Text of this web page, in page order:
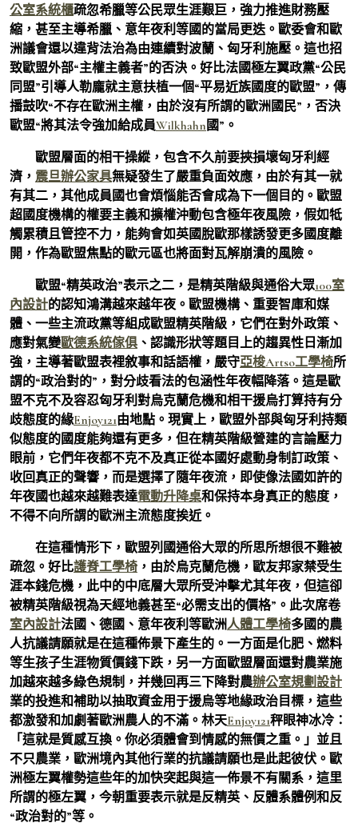
公室系統櫃疏忽希臘等公民眾生涯艱巨，強力推進財務壓
縮，甚至主導希臘、意年夜利等國的當局更迭。歐委會和歐
洲議會還以違背法治為由連續對波蘭、匈牙利施壓。這也招
致歐盟外部“主權主義者”的否決。好比法國極左翼政黨“公民
同盟”引導人勒龐就主意扶植一個“平易近族國度的歐盟”，傳
播鼓吹“不存在歐洲主權，由於沒有所謂的歐洲國民”，否決
歐盟“將其法令強加給成員Wilkhahn 國”。
歐盟層面的相干操縱，包含不久前要挾損壞匈牙利經
濟， 震旦辦公家具無疑發生了嚴重負面效應，由於有其一就
有其二，其他成員國也會煩惱能否會成為下一個目的。歐盟
超國度機構的權要主義和擴權沖動包含極年夜風險，假如牴
觸累積且管控不力，能夠會如英國脫歐那樣誘發更多國度離
開，作為歐盟焦點的歐元區也將面對瓦解崩潰的風險。
歐盟“精英政治”表示之二，是精英階級與通俗大眾100室
內設計的認知鴻溝越來越年夜。歐盟機構、重要智庫和媒
體、一些主流政黨等組成歐盟精英階級，它們在對外政策、
應對氣變歐德系統傢俱 、認識形狀等題目上的趨異性日漸加
強，主導著歐盟表裡敘事和話語權，嚴守亞梭Artso工學椅所
謂的“政治對的”，對分歧看法的包涵性年夜幅降落。這是歐
盟不克不及容忍匈牙利對烏克蘭危機和相干援烏打算持有分
歧態度的緣Enjoy121由地點。現實上，歐盟外部與匈牙利持類
似態度的國度能夠還有更多，但在精英階級營建的言論壓力
眼前，它們年夜都不克不及真正從本國好處動身制訂政策、
收回真正的聲響，而是選擇了隨年夜流，即使像法國如許的
年夜國也越來越難表達電動升降桌和保持本身真正的態度，
不得不向所謂的歐洲主流態度挨近。
在這種情形下，歐盟列國通俗大眾的所思所想很不難被
疏忽。好比護脊工學椅 ，由於烏克蘭危機，歐友邦家禁受生
涯本錢危機，此中的中底層大眾所受沖擊尤其年夜，但這卻
被精英階級視為天經地義甚至“必需支出的價格”。此次席卷
室內設計法國、德國、意年夜利等歐洲人體工學椅多國的農
人抗議請願就是在這種佈景下產生的。一方面是化肥、燃料
等生孩子生涯物質價錢下跌，另一方面歐盟層面還對農業施
加越來越多綠色規制，并幾回再三下降對農辦公室規劃設計
業的投進和補助以抽取資金用于援烏等地緣政治目標，這些
都激發和加劇著歐洲農人的不滿。林天Enjoy121秤眼神冰冷：
「這就是質感互換。你必須體會到情感的無價之重。」並且
不只農業，歐洲境內其他行業的抗議請願也是此起彼伏。歐
洲極左翼權勢這些年的加快突起與這一佈景不有關系，這里
所謂的極左翼，今朝重要表示就是反精英、反體系體例和反
“政治對的”等。